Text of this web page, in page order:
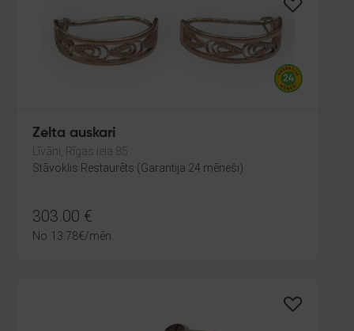
Zelta auskari
Līvāni, Rīgas iela 85
Stāvoklis Restaurēts (Garantija 24 mēneši)
303.00 €
No 13.78€/mēn.